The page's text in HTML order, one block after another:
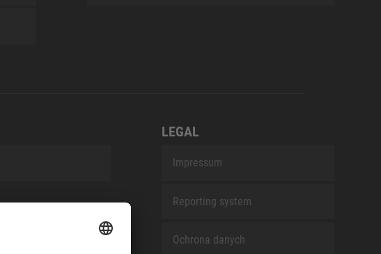
LEGAL
Impressum
Reporting system
Ochrona danych